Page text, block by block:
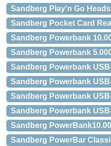
Sandberg Play'n Go
Sandberg Pocket Card
Sandberg Powerbank
Sandberg Powerbank
Sandberg Powerbank
Sandberg Powerbank
Sandberg Powerbank
Sandberg Powerbank
Sandberg
Sandberg PowerBar